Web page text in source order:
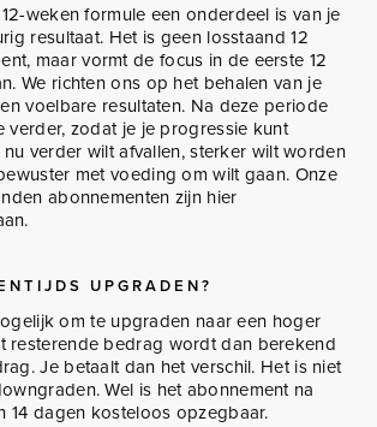
weken formule een onderdeel is van je
resultaat. Het is geen losstaand 12
maar vormt de focus in de eerste 12
We richten ons op het behalen van je
voelbare resultaten. Na deze periode
verder, zodat je je progressie kunt
verder wilt afvallen, sterker wilt worden
met voeding om wilt gaan. Onze
abonnementen zijn hier
UPGRADEN?
om te upgraden naar een hoger
resterende bedrag wordt dan berekend
Je betaalt dan het verschil. Het is niet
Wel is het abonnement na
14 dagen kosteloos opzegbaar.